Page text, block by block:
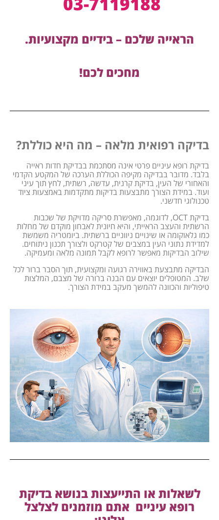
הראייה שלכם – בידיים מקצועיות.
מחכים לכם!
בדיקה רפואית מלאה – מה היא כוללת?
בדיקת רופא עיניים פרטי אינה מסתכמת בבדיקת חדות ראייה
בלבד. מדובר בבדיקה מקיפה הכוללת הערכה של המקטע הקדמי
והאחורי של העין, בדיקת קרנית, עדשה, רשתית, לחץ תוך עיני
ועוד. במידת הצורך מתבצעות בדיקות מתקדמות באמצעות ציוד
טכנולוגי חדשני.
בדיקת OCT, לדוגמה, מאפשרת סריקה מדויקת של שכבות
הרשתית והעצב הראייתי, והיא חיונית לאבחון מוקדם של מחלות
כמו גלאוקומה או שינויים ניווניים ברשתית. ביומטריה משמשת
למדידת נתוני העין במצבים של קטרקט ולצורך תכנון ניתוחים.
שילוב הבדיקות מאפשר לרופא לקבל תמונה מלאה ומעמיקה.
הבדיקה מתבצעת באווירה רגועה ומקצועית, תוך הסבר ברור לכל
שלב. המטופלים יוצאים עם הבנה ברורה של מצבם, המלצות
טיפוליות והכוונה להמשך מעקב במידת הצורך.
לשאלות או התייעצות בנושא בדיקת
רופא עיניים אתם מוזמנים לצלצל